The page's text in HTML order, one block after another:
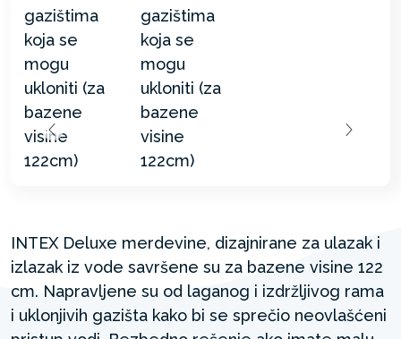
INTEX Deluxe merdevine, dizajnirane za ulazak i
izlazak iz vode savršene su za bazene visine 122
cm. Napravljene su od laganog i izdržljivog rama
i uklonjivih gazišta kako bi se sprečio neovlašćeni